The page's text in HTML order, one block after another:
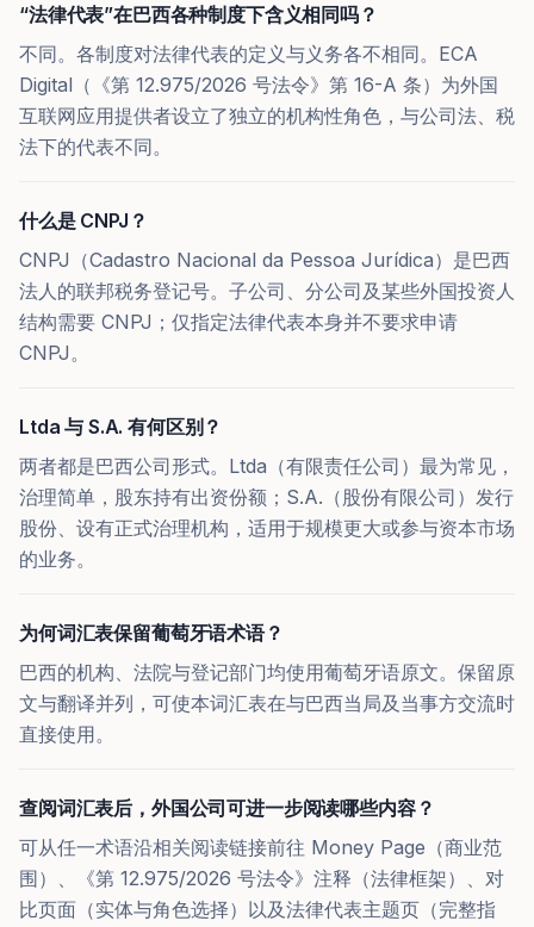
“法律代表”在巴西各种制度下含义相同吗？
不同。各制度对法律代表的定义与义务各不相同。ECA
Digital（《第 12.975/2026 号法令》第 16-A 条）为外国
互联网应用提供者设立了独立的机构性角色，与公司法、税
法下的代表不同。
什么是 CNPJ？
CNPJ（Cadastro Nacional da Pessoa Jurídica）是巴西
法人的联邦税务登记号。子公司、分公司及某些外国投资人
结构需要 CNPJ；仅指定法律代表本身并不要求申请
CNPJ。
Ltda 与 S.A. 有何区别？
两者都是巴西公司形式。Ltda（有限责任公司）最为常见，
治理简单，股东持有出资份额；S.A.（股份有限公司）发行
股份、设有正式治理机构，适用于规模更大或参与资本市场
的业务。
为何词汇表保留葡萄牙语术语？
巴西的机构、法院与登记部门均使用葡萄牙语原文。保留原
文与翻译并列，可使本词汇表在与巴西当局及当事方交流时
直接使用。
查阅词汇表后，外国公司可进一步阅读哪些内容？
可从任一术语沿相关阅读链接前往 Money Page（商业范
围）、《第 12.975/2026 号法令》注释（法律框架）、对
比页面（实体与角色选择）以及法律代表主题页（完整指